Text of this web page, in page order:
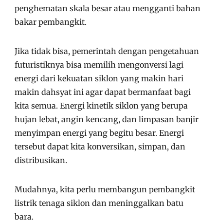
penghematan skala besar atau mengganti bahan
bakar pembangkit.
Jika tidak bisa, pemerintah dengan pengetahuan
futuristiknya bisa memilih mengonversi lagi
energi dari kekuatan siklon yang makin hari
makin dahsyat ini agar dapat bermanfaat bagi
kita semua. Energi kinetik siklon yang berupa
hujan lebat, angin kencang, dan limpasan banjir
menyimpan energi yang begitu besar. Energi
tersebut dapat kita konversikan, simpan, dan
distribusikan.
Mudahnya, kita perlu membangun pembangkit
listrik tenaga siklon dan meninggalkan batu
bara.